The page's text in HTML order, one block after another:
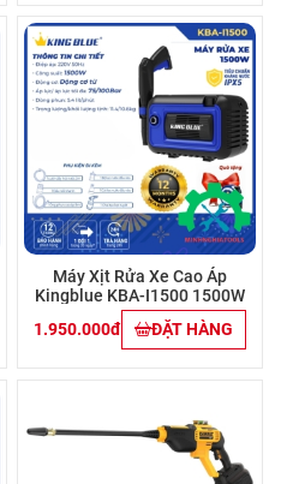
Máy Xịt Rửa Xe Cao Áp
Kingblue KBA-I1500 1500W
1.950.000đ
ĐẶT HÀNG